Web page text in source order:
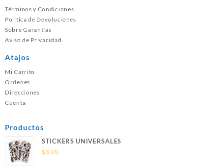
Términos y Condiciones
Política de Devoluciones
Sobre Garantías
Aviso de Privacidad
Atajos
Mi Carrito
Ordenes
Direcciones
Cuenta
Productos
STICKERS UNIVERSALES
$3.00